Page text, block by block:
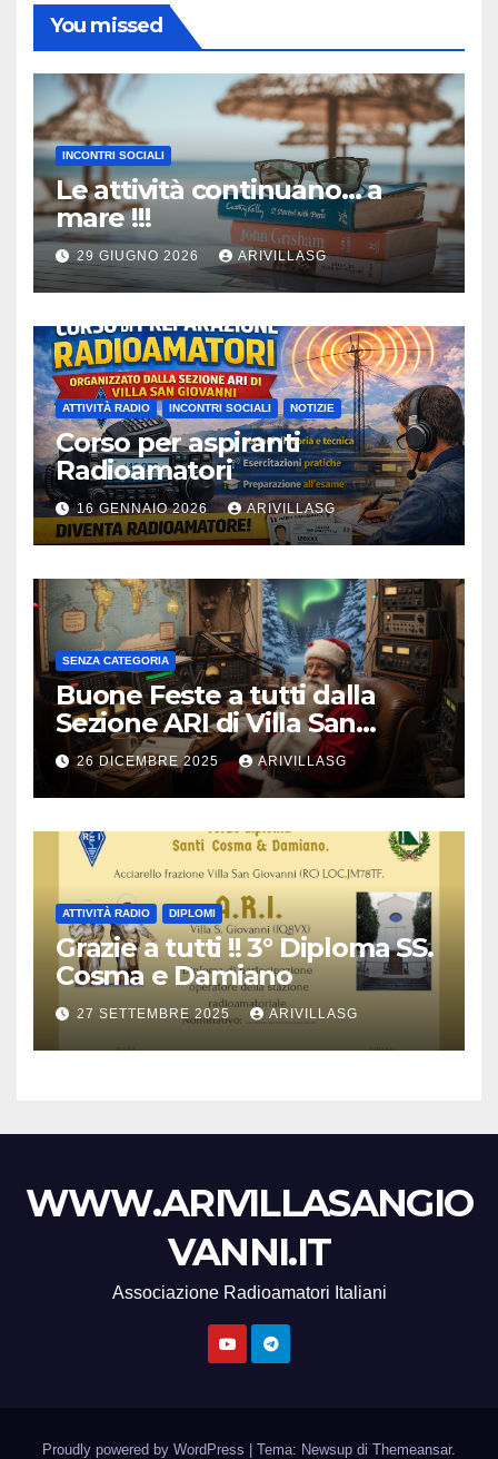
You missed
INCONTRI SOCIALI
Le attività continuano… a
mare !!!
29 GIUGNO 2026 ARIVILLASG
ATTIVITÀ RADIO INCONTRI SOCIALI NOTIZIE
Corso per aspiranti
Radioamatori
16 GENNAIO 2026 ARIVILLASG
SENZA CATEGORIA
Buone Feste a tutti dalla
Sezione ARI di Villa San
Giovanni !!!
26 DICEMBRE 2025 ARIVILLASG
ATTIVITÀ RADIO DIPLOMI
Grazie a tutti !! 3° Diploma SS.
Cosma e Damiano
27 SETTEMBRE 2025 ARIVILLASG
WWW.ARIVILLASANGIO
VANNI.IT
Associazione Radioamatori Italiani
Proudly powered by WordPress Tema: Newsup di Themeansar.